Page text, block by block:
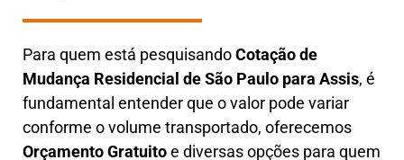
Para quem está pesquisandoCotação de
Mudança Residencial de São Paulo para Assis, é
fundamental entender que o valor pode variar
conforme o volume transportado, oferecemos
Orçamento Gratuitoe diversas opções para quem